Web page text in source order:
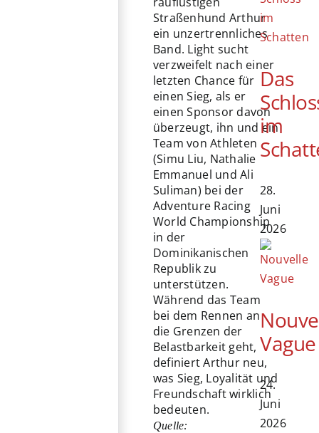
Straßenhund Arthur
ein unzertrennliches
Band. Light sucht
verzweifelt nach einer
letzten Chance für
einen Sieg, als er
einen Sponsor davon
überzeugt, ihn und ein
Team von Athleten
(Simu Liu, Nathalie
Emmanuel und Ali
Suliman) bei der
Adventure Racing
World Championship
in der
Dominikanischen
Republik zu
unterstützen.
Während das Team
bei dem Rennen an
die Grenzen der
Belastbarkeit geht,
definiert Arthur neu,
was Sieg, Loyalität und
Freundschaft wirklich
bedeuten.
Quelle:
Das
im
28.
Juni
2026
Vague
24.
Juni
2026